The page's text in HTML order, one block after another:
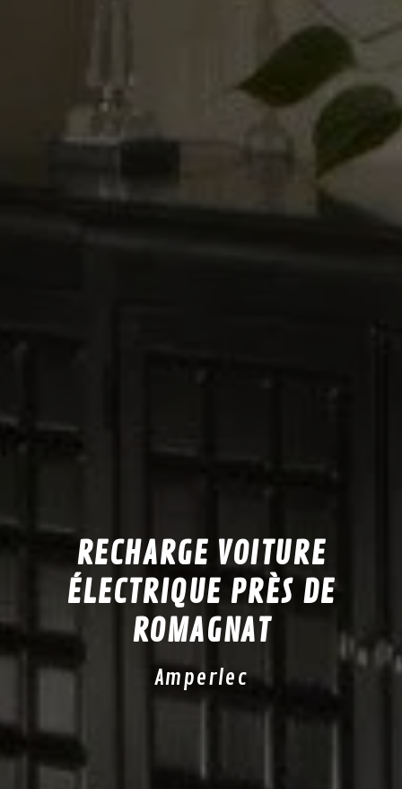
RECHARGE VOITURE
ÉLECTRIQUE PRÈS DE
ROMAGNAT
Amperlec